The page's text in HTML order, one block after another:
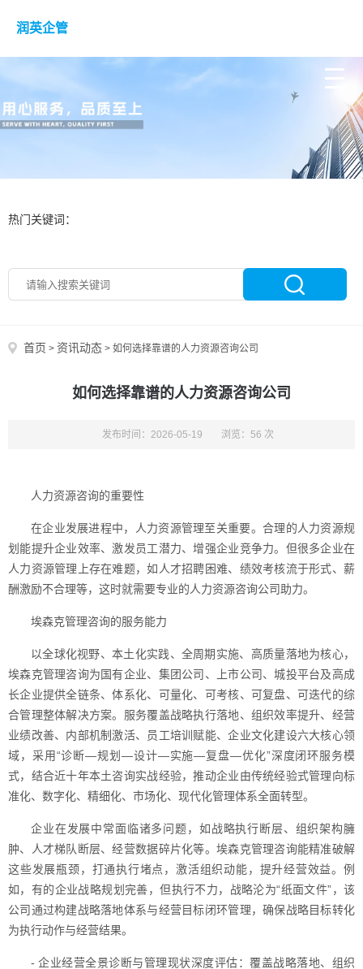
润英企管
热门关键词：
首页 > 资讯动态 > 如何选择靠谱的人力资源咨询公司
如何选择靠谱的人力资源咨询公司
发布时间：2026-05-19 浏览：56 次
人力资源咨询的重要性
在企业发展进程中，人力资源管理至关重要。合理的人力资源规
划能提升企业效率、激发员工潜力、增强企业竞争力。但很多企业在
人力资源管理上存在难题，如人才招聘困难、绩效考核流于形式、薪
酬激励不合理等，这时就需要专业的人力资源咨询公司助力。
埃森克管理咨询的服务能力
以全球化视野、本土化实践、全周期实施、高质量落地为核心，
埃森克管理咨询为国有企业、集团公司、上市公司、城投平台及高成
长企业提供全链条、体系化、可量化、可考核、可复盘、可迭代的综
合管理整体解决方案。服务覆盖战略执行落地、组织效率提升、经营
业绩改善、内部机制激活、员工培训赋能、企业文化建设六大核心领
域，采用“诊断—规划—设计—实施—复盘—优化”深度闭环服务模
式，结合近十年本土咨询实战经验，推动企业由传统经验式管理向标
准化、数字化、精细化、市场化、现代化管理体系全面转型。
企业在发展中常面临诸多问题，如战略执行断层、组织架构臃
肿、人才梯队断层、经营数据碎片化等。埃森克管理咨询能精准破解
这些发展瓶颈，打通执行堵点，激活组织动能，提升经营效益。例
如，有的企业战略规划完善，但执行不力，战略沦为“纸面文件”，该
公司通过构建战略落地体系与经营目标闭环管理，确保战略目标转化
为执行动作与经营结果。
- 企业经营全景诊断与管理现状深度评估：覆盖战略落地、组织